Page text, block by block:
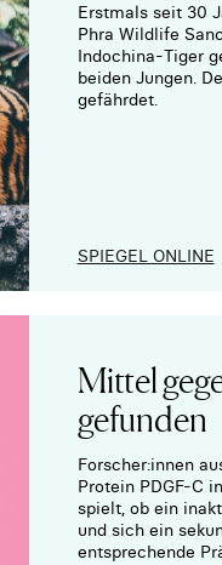
Erstmals seit 30
Phra Wildlife
Indochina-Tiger
beiden Jungen.
gefährdet.
SPIEGEL ONLINE
Mittel
gefunden
Forscher:innen
Protein PDGF-C
spielt, ob ein
und sich ein
entsprechende